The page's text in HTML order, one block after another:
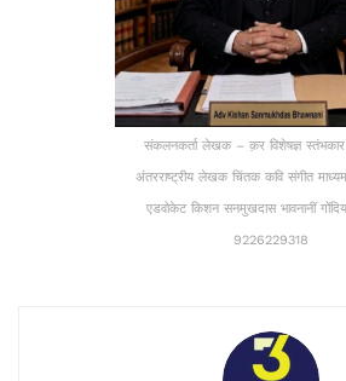
संकलनकर्ता लेखक – क़र विशेषज्ञ स्तंभकार
अंतरराष्ट्रीय लेखक चिंतक कवि संगीत
एडवोकेट किशन सनमुखदास भावनानीं
9226229318